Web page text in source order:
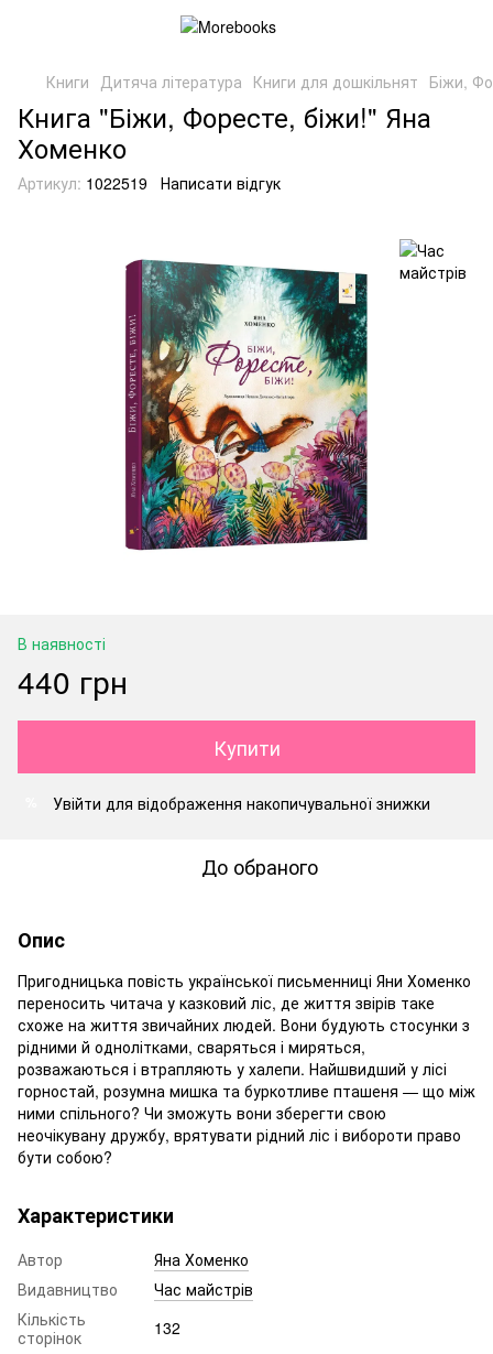
Книги Дитяча література Книги для дошкільнят Біжи,
Книга "Біжи, Форесте, біжи!" Яна
Хоменко
Артикул: 1022519 Написати відгук
В наявності
440 грн
Купити
Увійти для відображення накопичувальної знижки
До обраного
Опис
Пригодницька повість української письменниці Яни Хоменко
переносить читача у казковий ліс, де життя звірів таке
схоже на життя звичайних людей. Вони будують стосунки з
рідними й однолітками, сваряться і миряться,
розважаються і втрапляють у халепи. Найшвидший у лісі
горностай, розумна мишка та буркотливе пташеня — що між
ними спільного? Чи зможуть вони зберегти свою
неочікувану дружбу, врятувати рідний ліс і вибороти право
бути собою?
Характеристики
Автор
Яна Хоменко
Видавництво
Час майстрів
Кількість
сторінок
132